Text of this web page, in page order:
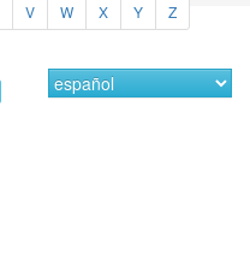
V W X Y Z